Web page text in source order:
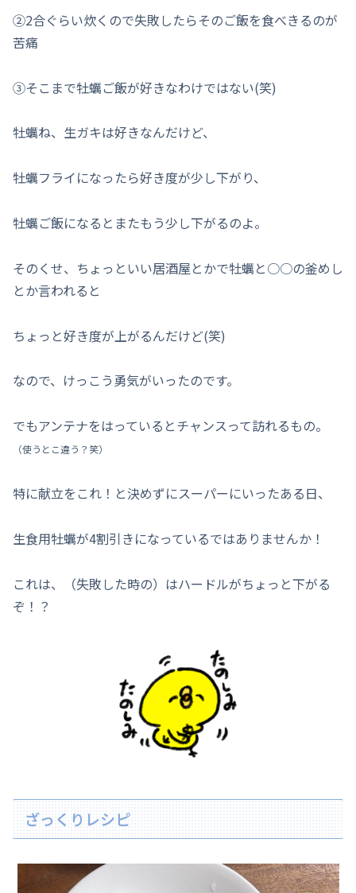
②2合ぐらい炊くので失敗したらそのご飯を食べきるのが
苦痛
③そこまで牡蠣ご飯が好きなわけではない(笑)
牡蠣ね、生ガキは好きなんだけど、
牡蠣フライになったら好き度が少し下がり、
牡蠣ご飯になるとまたもう少し下がるのよ。
そのくせ、ちょっといい居酒屋とかで牡蠣と○○の釜めし
とか言われると
ちょっと好き度が上がるんだけど(笑)
なので、けっこう勇気がいったのです。
でもアンテナをはっているとチャンスって訪れるもの。
（使うとこ違う？笑）
特に献立をこれ！と決めずにスーパーにいったある日、
生食用牡蠣が4割引きになっているではありませんか！
これは、（失敗した時の）はハードルがちょっと下がる
ぞ！？
ざっくりレシピ